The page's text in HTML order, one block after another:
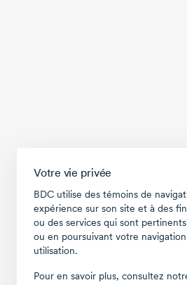
Votre vie privée
BDC utilise des témoins de
expérience sur son site et à des
ou des services qui sont
ou en poursuivant votre
utilisation.
Pour en savoir plus, consultez